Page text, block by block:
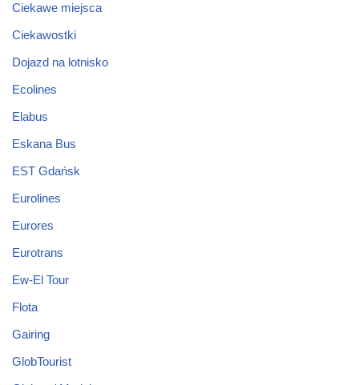
Ciekawe miejsca
Ciekawostki
Dojazd na lotnisko
Ecolines
Elabus
Eskana Bus
EST Gdańsk
Eurolines
Eurores
Eurotrans
Ew-El Tour
Flota
Gairing
GlobTourist